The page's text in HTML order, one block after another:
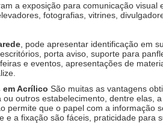
a exposição para comunicação visual
fotografias, vitrines,
, pode apresentar identificação em
porta aviso, suporte para
e eventos, apresentações de
Acrílico São muitas as vantagens
outros estabelecimento, dentre elas,
permite que o papel com a informação
a fixação são fáceis, praticidade para